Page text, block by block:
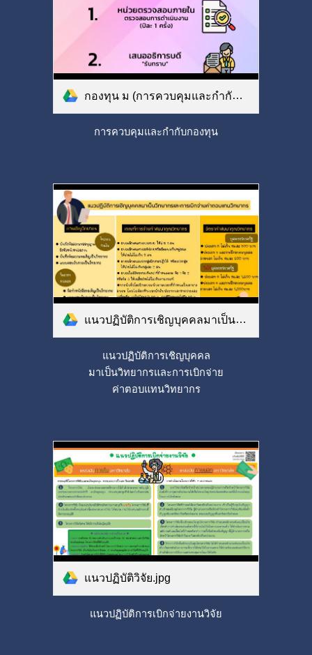
กองทุน ม (การควบคุมและกำกับกองทุน).png
การควบคุมและกำกับกองทุน
แนวปฏิบัติการเชิญบุคคลมาเป็นวิทยากรและการเบิกจ่ายค่าตอบแทนวิทยากร.jpg
แนวปฏิบัติการเชิญบุคคล
มาเป็นวิทยากรและการเบิกจ่าย
ค่าตอบแทนวิทยากร
แนวปฏิบัติวิจัย.jpg
แนวปฏิบัติการเบิกจ่ายงานวิจัย